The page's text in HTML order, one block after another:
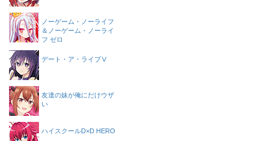
ノーゲーム・ノーライフ
＆ノーゲーム・ノーライ
フ ゼロ
デート・ア・ライブⅤ
友達の妹が俺にだけウザ
い
ハイスクールD×D HERO